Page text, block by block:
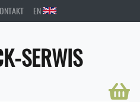
EN
SERWIS